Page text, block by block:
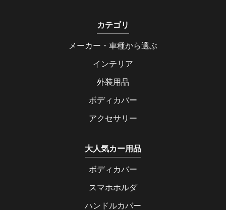
カテゴリ
メーカー・車種から選ぶ
インテリア
外装用品
ボディカバー
アクセサリー
大人気カー用品
ボディカバー
スマホホルダ
ハンドルカバー